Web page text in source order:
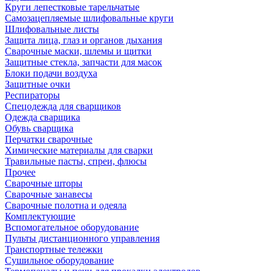
Круги лепестковые тарельчатые
Самозацепляемые шлифовальные круги
Шлифовальные листы
Защита лица, глаз и органов дыхания
Сварочные маски, шлемы и щитки
Защитные стекла, запчасти для масок
Блоки подачи воздуха
Защитные очки
Респираторы
Спецодежда для сварщиков
Одежда сварщика
Обувь сварщика
Перчатки сварочные
Химические материалы для сварки
Травильные пасты, спреи, флюсы
Прочее
Сварочные шторы
Сварочные занавесы
Сварочные полотна и одеяла
Комплектующие
Вспомогательное оборудование
Пульты дистанционного управления
Транспортные тележки
Сушильное оборудование